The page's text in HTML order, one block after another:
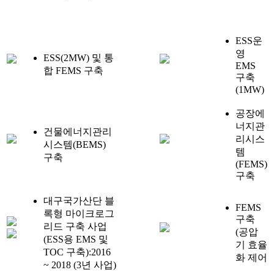
ESS(2MW) 및 통
합 FEMS 구축
ESS운
영
EMS
구축
(1MW)
건물에너지관리
시스템(BEMS)
구축
공장에
너지관
리시스
템
(FEMS)
구축
대구국가산단 블
록형 마이크로그
리드 구축 사업
(ESS용 EMS 및
TOC 구축):2016
~ 2018 (3년 사업)
FEMS
구축
(공압
기 효율
화 제어